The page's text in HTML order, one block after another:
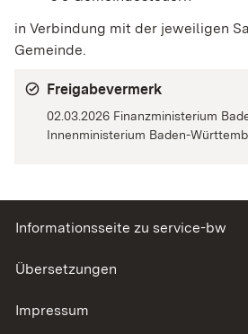
in Verbindung mit der jeweiligen
Gemeinde.
Freigabevermerk
02.03.2026 Finanzministerium
Innenministerium Baden-
Informationsseite zu service-bw
Übersetzungen
Impressum